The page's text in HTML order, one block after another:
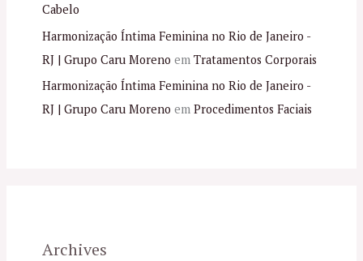
Cabelo
Harmonização Íntima Feminina no Rio de Janeiro -
RJ | Grupo Caru Moreno em Tratamentos Corporais
Harmonização Íntima Feminina no Rio de Janeiro -
RJ | Grupo Caru Moreno em Procedimentos Faciais
Archives